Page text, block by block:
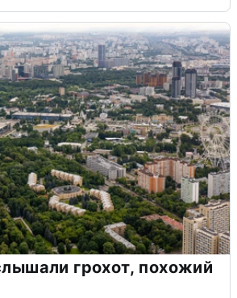
грохот, похожий